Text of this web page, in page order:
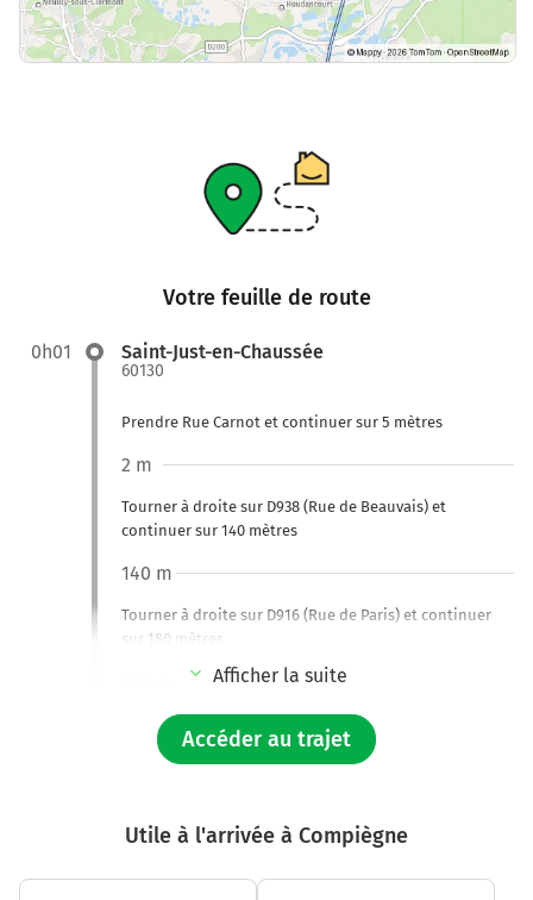
Votre feuille de route
0h01 Saint-Just-en-Chaussée
60130
Prendre Rue Carnot et continuer sur 5 mètres
Tourner à droite sur D938 (Rue de Beauvais) et
continuer sur 140 mètres
2 m
Tourner à droite sur D916 (Rue de Paris) et continuer
sur 180 mètres
140 m
Tourner à gauche sur Place René Benoist et continuer
sur 170 mètres
Continuer Route du Plessier sur 800 mètres
1,3 km
Afficher la suite
Accéder au trajet
Utile à l'arrivée à Compiègne